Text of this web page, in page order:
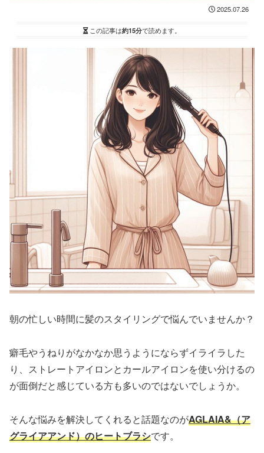
2025.07.26
この記事は約15分で読めます。
朝の忙しい時間に髪のスタイリングで悩んでいませんか？
癖毛やうねりがなかなか思うようにならずイライラした
り、ストレートアイロンとカールアイロンを使い分けるの
が面倒だと感じている方も多いのではないでしょうか。
そんな悩みを解決してくれると話題なのがAGLAIA&（ア
グライアアンド）のヒートブラシです。